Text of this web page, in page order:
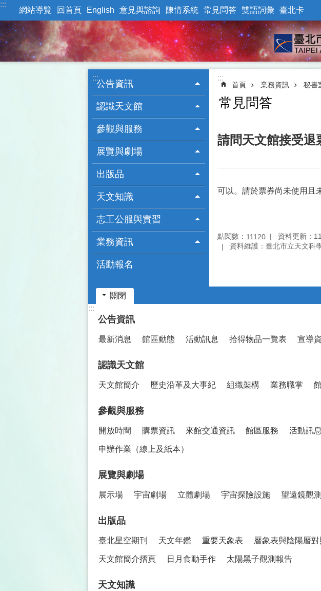
跳到主要內容區塊
:::
網站導覽 回首頁 English 意見與諮詢 陳情系統 常見問答 雙語詞彙 臺北卡
:::
公告資訊
認識天文館
參觀與服務
展覽與劇場
出版品
天文知識
志工公服與實習
業務資訊
活動報名
:::
首頁 業務資訊 秘書
常見問答
請問天文館接受退
可以。請於票券尚未使用且
點閱數： 11120 資料更新：
資料維護：臺北市立天文科
關閉
:::
公告資訊
最新消息 館區動態 活動訊息 拾得物品一覽表 宣導
認識天文館
天文館簡介 歷史沿革及大事紀 組織架構 業務職掌
參觀與服務
開放時間 購票資訊 來館交通資訊 館區服務 活動訊息
申辦作業（線上及紙本）
展覽與劇場
展示場 宇宙劇場 立體劇場 宇宙探險設施 望遠鏡觀
出版品
臺北星空期刊 天文年鑑 重要天象表 曆象表與陰陽曆對
天文館簡介摺頁 日月食動手作 太陽黑子觀測報告
天文知識